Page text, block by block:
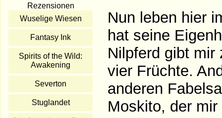
Rezensionen
Wuselige Wiesen
Fantasy Ink
Spirits of the Wild:
Awakening
Severton
Stuglandet
Nun leben hier
hat seine
Nilpferd gibt mir
vier Früchte.
anderen
Moskito, der